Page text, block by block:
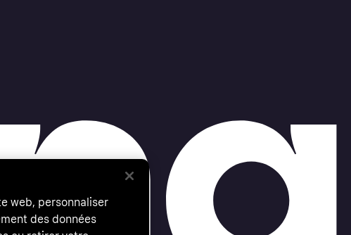
web, personnaliser
des données